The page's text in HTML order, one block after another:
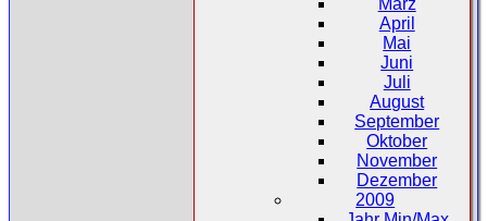
April
Mai
Juni
Juli
August
September
Oktober
November
Dezember
2009